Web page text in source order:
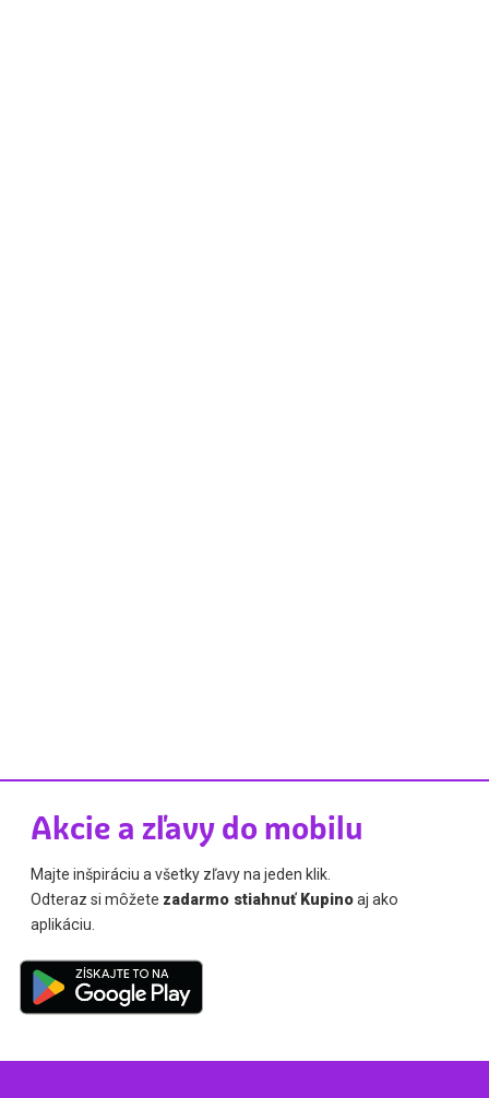
Akcie a zľavy do mobilu
Majte inšpiráciu a všetky zľavy na jeden klik.
Odteraz si môžete zadarmo stiahnuť Kupinoaj ako
aplikáciu.